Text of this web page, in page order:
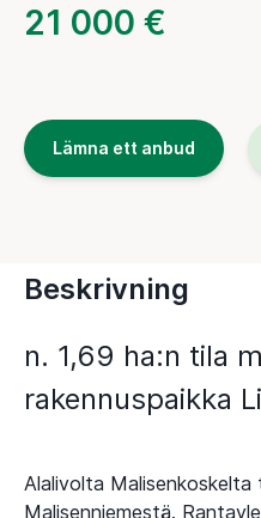
21 000 €
Lämna ett anbud
Beskrivning
n. 1,69 ha:n tila
rakennuspaikka
Alalivolta Malisenkoskelta
Malisenniemestä.